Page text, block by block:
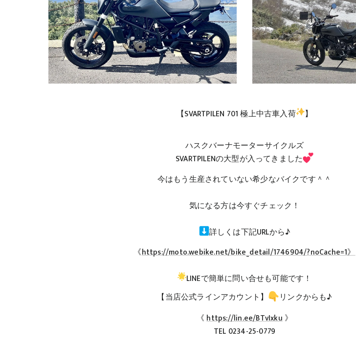
【SVARTPILEN 701 極上中古車入荷 】
ハスクバーナモーターサイクルズ
SVARTPILENの大型が入ってきました
今はもう生産されていない希少なバイクです＾＾
気になる方は今すぐチェック！
詳しくは下記URLから♪
《https://moto.webike.net/bike_detail/1746904/?noCache=1》
LINEで簡単に問い合せも可能です！
【当店公式ラインアカウント】
リンクからも♪
《https://lin.ee/BTvIxku》
TEL 0234-25-0779